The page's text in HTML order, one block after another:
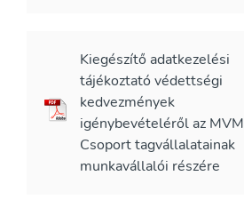
Kiegészítő adatkezelési
tájékoztató védettségi
kedvezmények
igénybevételéről az MVM
Csoport tagvállalatainak
munkavállalói részére